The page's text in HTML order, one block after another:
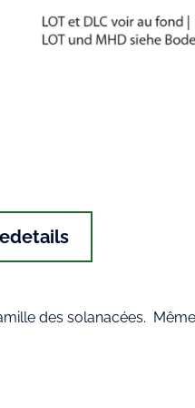
des solanacées.